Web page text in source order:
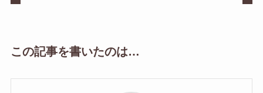
この記事を書いたのは…